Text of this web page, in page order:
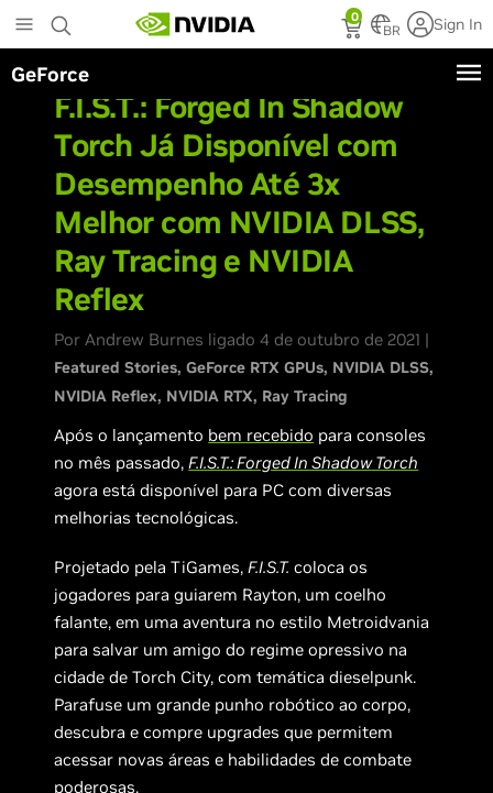
to
main
content
0
BR Sign In
GeForce
F.I.S.T.: Forged In Shadow
Torch Já Disponível com
Desempenho Até 3x
Melhor com NVIDIA DLSS,
Ray Tracing e NVIDIA
Reflex
Por Andrew Burnes ligado 4 de outubro de 2021 |
Featured Stories GeForce RTX GPUs NVIDIA DLSS
NVIDIA Reflex NVIDIA RTX Ray Tracing
Após o lançamento bem recebido para consoles
no mês passado,F.I.S.T.: Forged In Shadow Torch
agora está disponível para PC com diversas
melhorias tecnológicas.
Projetado pela TiGames,F.I.S.T. coloca os
jogadores para guiarem Rayton, um coelho
falante, em uma aventura no estilo Metroidvania
para salvar um amigo do regime opressivo na
cidade de Torch City, com temática dieselpunk.
Parafuse um grande punho robótico ao corpo,
descubra e compre upgrades que permitem
acessar novas áreas e habilidades de combate
poderosas.